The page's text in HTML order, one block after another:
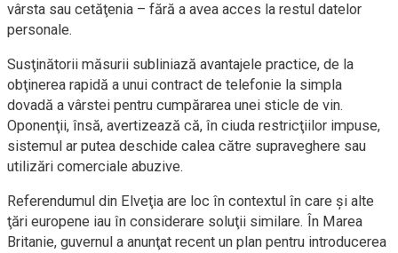
vârsta sau cetăţenia – fără a avea acces la restul datelor
personale.
Susţinătorii măsurii subliniază avantajele practice, de la
obţinerea rapidă a unui contract de telefonie la simpla
dovadă a vârstei pentru cumpărarea unei sticle de vin.
Oponenţii, însă, avertizează că, în ciuda restricţiilor impuse,
sistemul ar putea deschide calea către supraveghere sau
utilizări comerciale abuzive.
Referendumul din Elveţia are loc în contextul în care şi alte
ţări europene iau în considerare soluţii similare. În Marea
Britanie, guvernul a anunţat recent un plan pentru introducerea